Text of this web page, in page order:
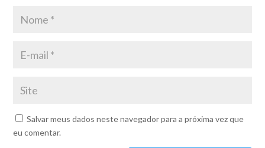
Salvar meus dados neste navegador para a próxima vez que
eu comentar.